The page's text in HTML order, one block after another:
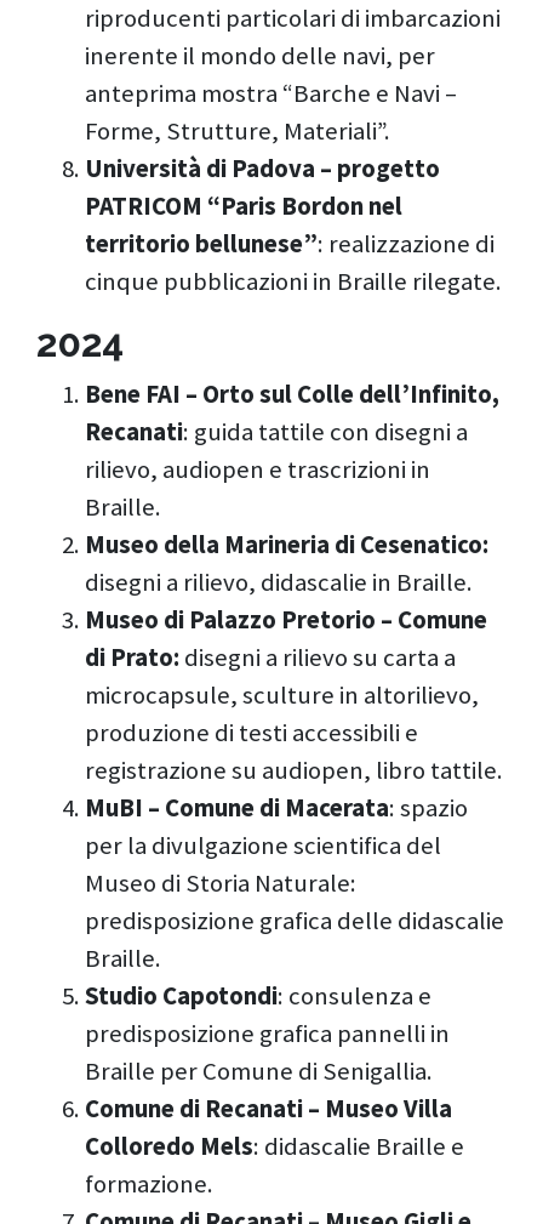
riproducenti particolari di imbarcazioni
inerente il mondo delle navi, per
anteprima mostra “Barche e Navi –
Forme, Strutture, Materiali”.
Università di Padova – progetto
PATRICOM “Paris Bordon nel
territorio bellunese”: realizzazione di
cinque pubblicazioni in Braille rilegate.
2024
Bene FAI – Orto sul Colle dell’Infinito,
Recanati: guida tattile con disegni a
rilievo, audiopen e trascrizioni in
Braille.
Museo della Marineria di Cesenatico:
disegni a rilievo, didascalie in Braille.
Museo di Palazzo Pretorio – Comune
di Prato: disegni a rilievo su carta a
microcapsule, sculture in altorilievo,
produzione di testi accessibili e
registrazione su audiopen, libro tattile.
MuBI – Comune di Macerata: spazio
per la divulgazione scientifica del
Museo di Storia Naturale:
predisposizione grafica delle didascalie
Braille.
Studio Capotondi: consulenza e
predisposizione grafica pannelli in
Braille per Comune di Senigallia.
Comune di Recanati – Museo Villa
Colloredo Mels: didascalie Braille e
formazione.